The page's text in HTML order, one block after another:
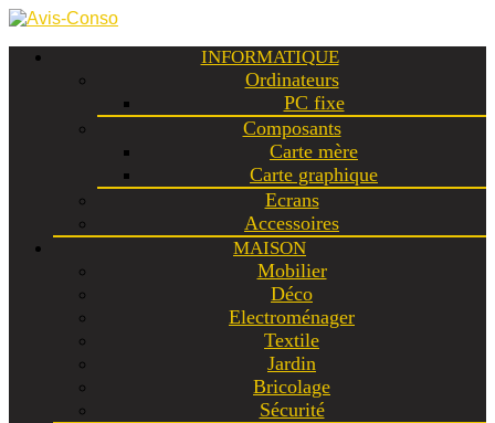
INFORMATIQUE
Ordinateurs
PC fixe
Composants
Carte mère
Carte graphique
Ecrans
Accessoires
MAISON
Mobilier
Déco
Electroménager
Textile
Jardin
Bricolage
Sécurité